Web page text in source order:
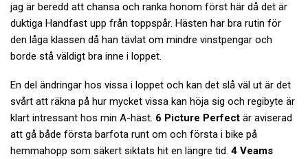
jag är beredd att chansa och ranka honom först här då det är
duktiga Handfast upp från toppspår. Hästen har bra rutin för
den låga klassen då han tävlat om mindre vinstpengar och
borde stå väldigt bra inne i loppet.
En del ändringar hos vissa i loppet och kan det slå väl ut är det
svårt att räkna på hur mycket vissa kan höja sig och regibyte är
klart intressant hos min A-häst. 6 Picture Perfect är aviserad
att gå både första barfota runt om och första i bike på
hemmahopp som säkert siktats hit en längre tid. 4 Veams